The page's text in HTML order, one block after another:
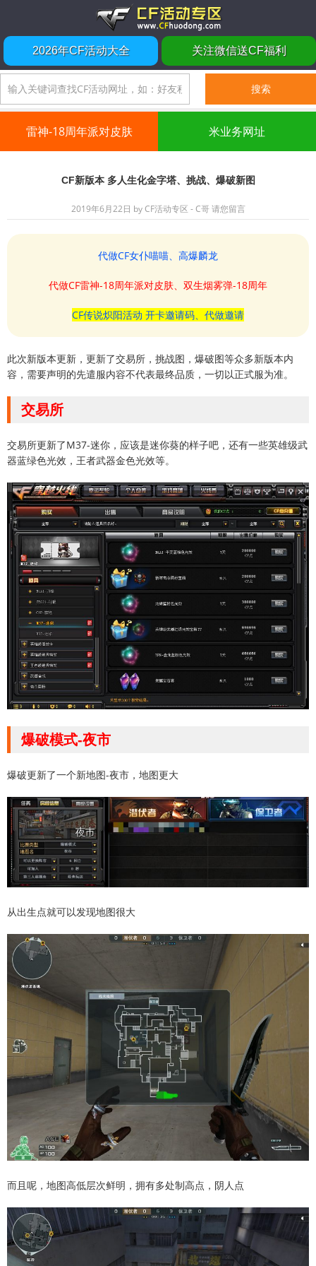
2026年CF活动大全 关注微信送CF福利
雷神-18周年派对皮肤 米业务网址
CF新版本 多人生化金字塔、挑战、爆破新图
2019年6月22日 byCF活动专区 - C哥 请您留言
代做CF女仆喵喵、高爆麟龙
代做CF雷神-18周年派对皮肤、双生烟雾弹-18周年
CF传说炽阳活动 开卡邀请码、代做邀请
此次新版本更新，更新了交易所，挑战图，爆破图等众多新版本内
容，需要声明的先遣服内容不代表最终品质，一切以正式服为准。
交易所
交易所更新了M37-迷你，应该是迷你葵的样子吧，还有一些英雄级武
器蓝绿色光效，王者武器金色光效等。
爆破模式-夜市
爆破更新了一个新地图-夜市，地图更大
从出生点就可以发现地图很大
而且呢，地图高低层次鲜明，拥有多处制高点，阴人点